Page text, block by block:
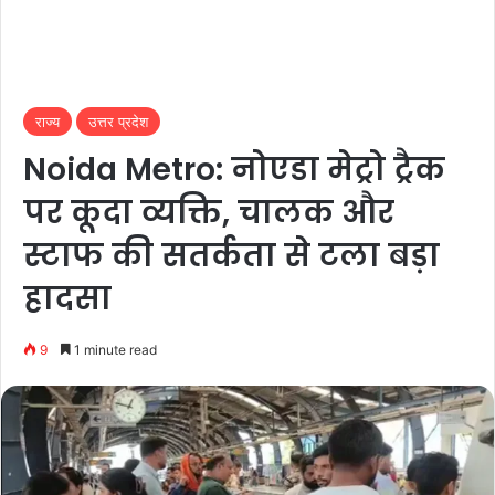
राज्य उत्तर प्रदेश
Noida Metro: नोएडा मेट्रो ट्रैक
पर कूदा व्यक्ति, चालक और
स्टाफ की सतर्कता से टला बड़ा
हादसा
9 1 minute read